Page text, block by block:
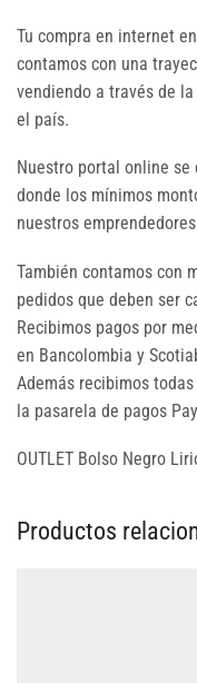
Tu compra en internet
contamos con una
vendiendo a través de
el país.
Nuestro portal online
donde los mínimos
nuestros
También contamos con
pedidos que deben ser
Recibimos pagos por
en Bancolombia y
Además recibimos
la pasarela de pagos
OUTLET Bolso Negro
Productos